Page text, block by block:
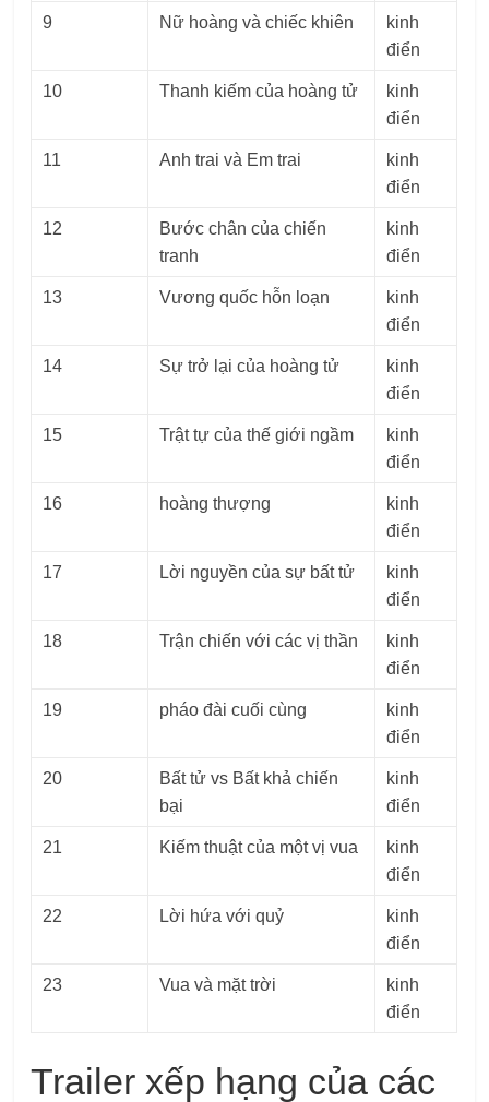
9 Nữ hoàng và chiếc khiên
kinh
điển
10 Thanh kiếm của hoàng tử
kinh
điển
11 Anh trai và Em trai
kinh
điển
12
Bước chân của chiến
tranh
kinh
điển
13 Vương quốc hỗn loạn
kinh
điển
14 Sự trở lại của hoàng tử
kinh
điển
15 Trật tự của thế giới ngầm
kinh
điển
16 hoàng thượng
kinh
điển
17 Lời nguyền của sự bất tử
kinh
điển
18 Trận chiến với các vị thần
kinh
điển
19 pháo đài cuối cùng
kinh
điển
20
Bất tử vs Bất khả chiến
bại
kinh
điển
21 Kiếm thuật của một vị vua
kinh
điển
22 Lời hứa với quỷ
kinh
điển
23 Vua và mặt trời
kinh
điển
Trailer xếp hạng của các